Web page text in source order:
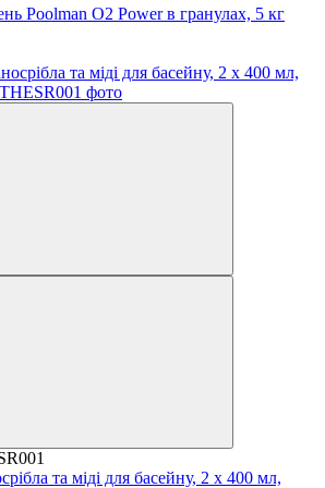
Poolman O2 Power в гранулах, 5 кг
та міді для басейну, 2 х 400 мл,